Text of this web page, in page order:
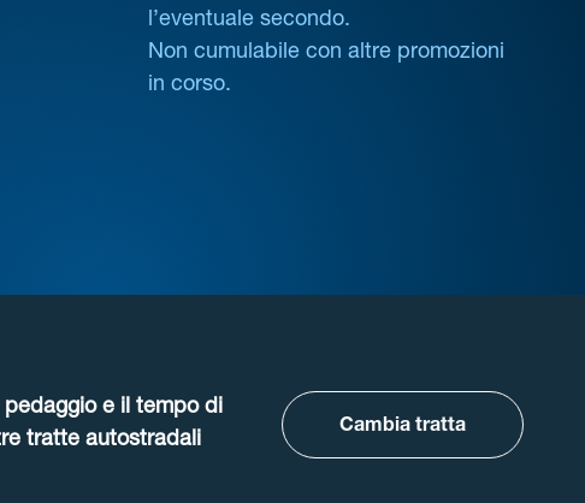
l’eventuale secondo.
Non cumulabile con altre promozioni
in corso.
e il tempo di
tratte autostradali
Cambia tratta